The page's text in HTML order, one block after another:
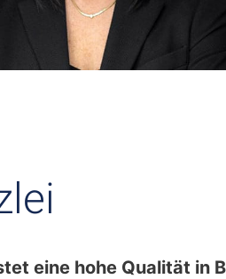
eine hohe Qualität in